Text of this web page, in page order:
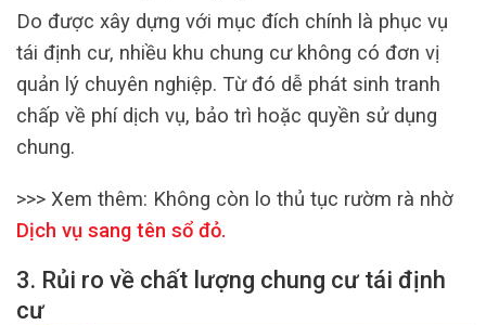
Do được xây dựng với mục đích chính là phục vụ
tái định cư, nhiều khu chung cư không có đơn vị
quản lý chuyên nghiệp. Từ đó dễ phát sinh tranh
chấp về phí dịch vụ, bảo trì hoặc quyền sử dụng
chung.
>>> Xem thêm: Không còn lo thủ tục rườm rà nhờ
Dịch vụ sang tên sổ đỏ.
3. Rủi ro về chất lượng chung cư tái định
cư